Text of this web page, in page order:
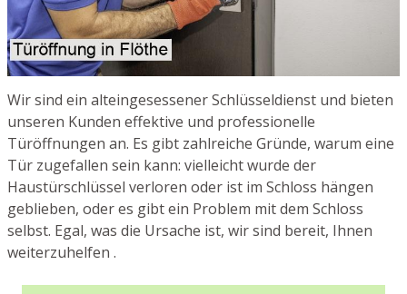
Wir sind ein alteingesessener Schlüsseldienst und bieten
unseren Kunden effektive und professionelle
Türöffnungen an. Es gibt zahlreiche Gründe, warum eine
Tür zugefallen sein kann: vielleicht wurde der
Haustürschlüssel verloren oder ist im Schloss hängen
geblieben, oder es gibt ein Problem mit dem Schloss
selbst. Egal, was die Ursache ist, wir sind bereit, Ihnen
weiterzuhelfen .